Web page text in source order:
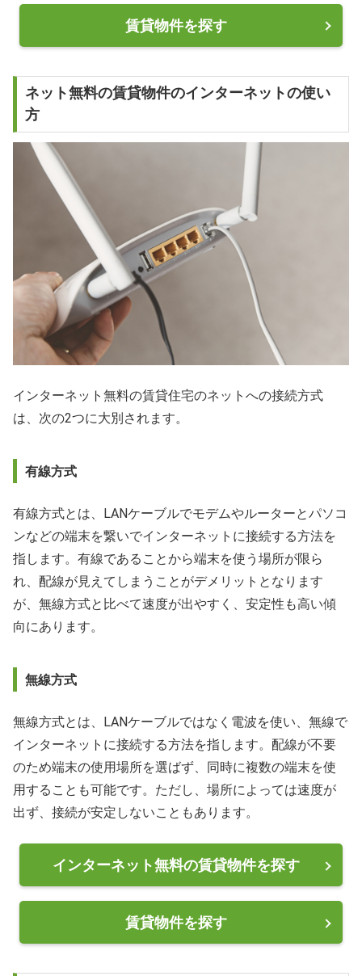
賃貸物件を探す
ネット無料の賃貸物件のインターネットの使い
方
インターネット無料の賃貸住宅のネットへの接続方式
は、次の2つに大別されます。
有線方式
有線方式とは、LANケーブルでモデムやルーターとパソコ
ンなどの端末を繋いでインターネットに接続する方法を
指します。有線であることから端末を使う場所が限ら
れ、配線が見えてしまうことがデメリットとなります
が、無線方式と比べて速度が出やすく、安定性も高い傾
向にあります。
無線方式
無線方式とは、LANケーブルではなく電波を使い、無線で
インターネットに接続する方法を指します。配線が不要
のため端末の使用場所を選ばず、同時に複数の端末を使
用することも可能です。ただし、場所によっては速度が
出ず、接続が安定しないこともあります。
インターネット無料の賃貸物件を探す
賃貸物件を探す